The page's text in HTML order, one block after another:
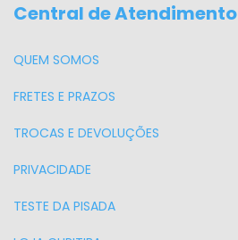
Central de Atendimento
QUEM SOMOS
FRETES E PRAZOS
TROCAS E DEVOLUÇÕES
PRIVACIDADE
TESTE DA PISADA